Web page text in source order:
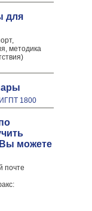
для
методика
1800
можете
почте